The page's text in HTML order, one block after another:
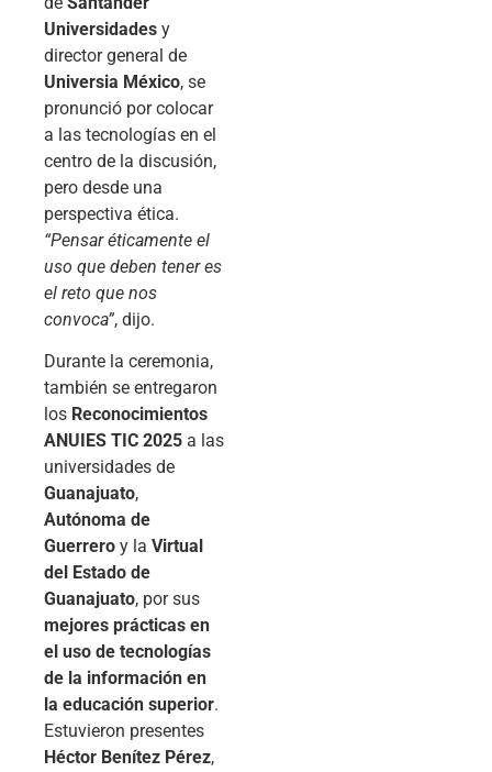
Universidades y
director general de
Universia México, se
pronunció por colocar
a las tecnologías en el
centro de la discusión,
pero desde una
perspectiva ética.
“Pensar éticamente el
uso que deben tener es
el reto que nos
convoca”, dijo.
Durante la ceremonia,
también se entregaron
los Reconocimientos
ANUIES TIC 2025 a las
universidades de
Guanajuato,
Autónoma de
Guerrero y la Virtual
del Estado de
Guanajuato, por sus
mejores prácticas en
el uso de tecnologías
de la información en
la educación superior.
Estuvieron presentes
Héctor Benítez Pérez,